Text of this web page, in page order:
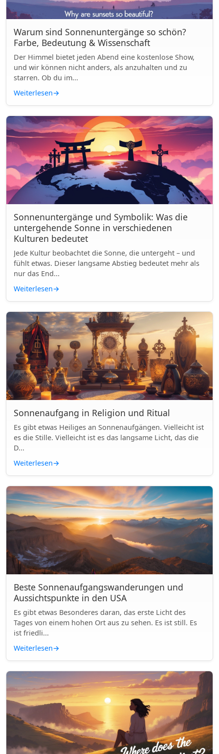
Warum sind Sonnenuntergänge so schön?
Farbe, Bedeutung & Wissenschaft
Der Himmel bietet jeden Abend eine kostenlose Show,
und wir können nicht anders, als anzuhalten und zu
starren. Ob du im...
Weiterlesen→
Sonnenuntergänge und Symbolik: Was die
untergehende Sonne in verschiedenen
Kulturen bedeutet
Jede Kultur beobachtet die Sonne, die untergeht – und
fühlt etwas. Dieser langsame Abstieg bedeutet mehr als
nur das End...
Weiterlesen→
Sonnenaufgang in Religion und Ritual
Es gibt etwas Heiliges an Sonnenaufgängen. Vielleicht ist
es die Stille. Vielleicht ist es das langsame Licht, das die
D...
Weiterlesen→
Beste Sonnenaufgangswanderungen und
Aussichtspunkte in den USA
Es gibt etwas Besonderes daran, das erste Licht des
Tages von einem hohen Ort aus zu sehen. Es ist still. Es
ist friedli...
Weiterlesen→